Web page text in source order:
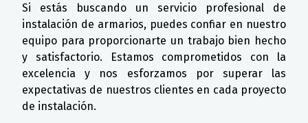
Si estás buscando un servicio profesional de
instalación de armarios, puedes confiar en nuestro
equipo para proporcionarte un trabajo bien hecho
y satisfactorio. Estamos comprometidos con la
excelencia y nos esforzamos por superar las
expectativas de nuestros clientes en cada proyecto
de instalación.